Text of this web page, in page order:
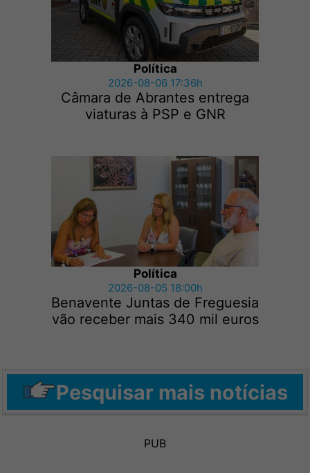
Política
2026-08-06 17:36h
Câmara de Abrantes entrega
viaturas à PSP e GNR
Política
2026-08-05 18:00h
Benavente Juntas de Freguesia
vão receber mais 340 mil euros
Pesquisar mais notícias
PUB